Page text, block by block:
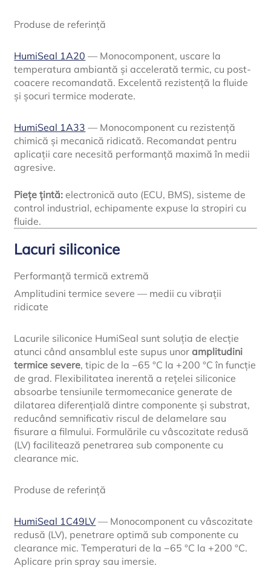
Produse de referință
HumiSeal 1A20 — Monocomponent, uscare la
temperatura ambiantă și accelerată termic, cu post-
coacere recomandată. Excelentă rezistență la fluide
și șocuri termice moderate.
HumiSeal 1A33 — Monocomponent cu rezistență
chimică și mecanică ridicată. Recomandat pentru
aplicații care necesită performanță maximă în medii
agresive.
Piețe țintă: electronică auto (ECU, BMS), sisteme de
control industrial, echipamente expuse la stropiri cu
fluide.
Lacuri siliconice
Performanță termică extremă
Amplitudini termice severe — medii cu vibrații
ridicate
Lacurile siliconice HumiSeal sunt soluția de elecție
atunci când ansamblul este supus unoramplitudini
termice severe, tipic de la −65 °C la +200 °C în funcție
de grad. Flexibilitatea inerentă a rețelei siliconice
absoarbe tensiunile termomecanice generate de
dilatarea diferențială dintre componente și substrat,
reducând semnificativ riscul de delamelare sau
fisurare a filmului. Formulările cu vâscozitate redusă
(LV) facilitează penetrarea sub componente cu
clearance mic.
Produse de referință
HumiSeal 1C49LV — Monocomponent cu vâscozitate
redusă (LV), penetrare optimă sub componente cu
clearance mic. Temperaturi de la −65 °C la +200 °C.
Aplicare prin spray sau imersie.